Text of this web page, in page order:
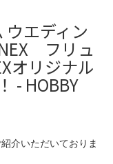
ウエディン
フリュ
オリジナル
- HOBBY
介いただいておりま